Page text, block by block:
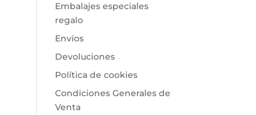
Embalajes especiales
regalo
Envíos
Devoluciones
Política de cookies
Condiciones Generales de
Venta